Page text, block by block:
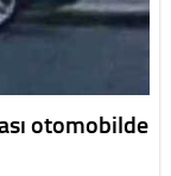
otomobilde